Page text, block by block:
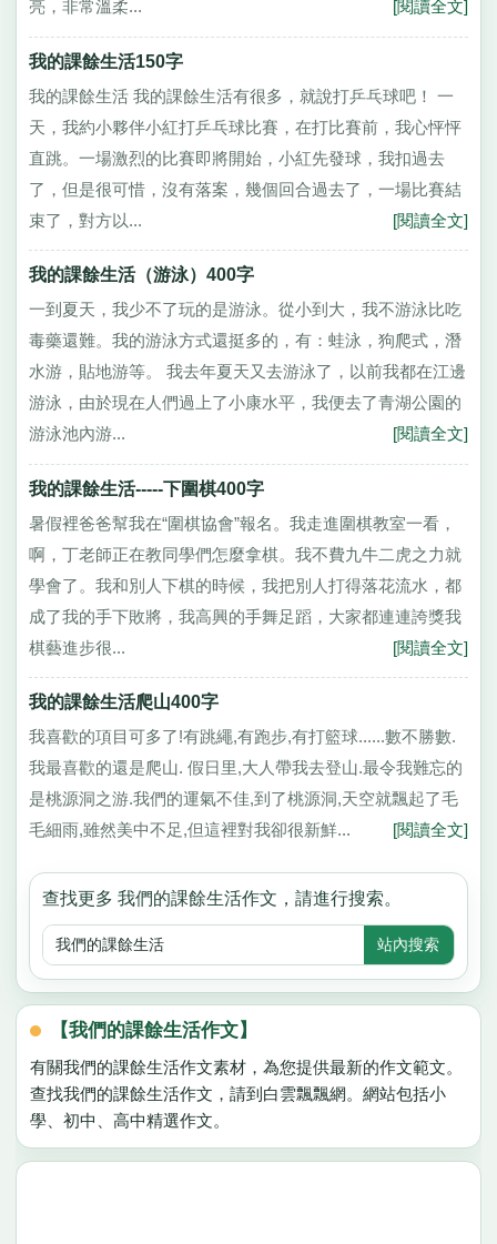
亮，非常溫柔... [閱讀全文]
我的課餘生活150字
我的課餘生活 我的課餘生活有很多，就說打乒乓球吧！ 一
天，我約小夥伴小紅打乒乓球比賽，在打比賽前，我心怦怦
直跳。一場激烈的比賽即將開始，小紅先發球，我扣過去
了，但是很可惜，沒有落案，幾個回合過去了，一場比賽結
束了，對方以...
[閱讀全文]
我的課餘生活（游泳）400字
一到夏天，我少不了玩的是游泳。從小到大，我不游泳比吃
毒藥還難。我的游泳方式還挺多的，有：蛙泳，狗爬式，潛
水游，貼地游等。 我去年夏天又去游泳了，以前我都在江邊
游泳，由於現在人們過上了小康水平，我便去了青湖公園的
游泳池內游...
[閱讀全文]
我的課餘生活-----下圍棋400字
暑假裡爸爸幫我在“圍棋協會”報名。我走進圍棋教室一看，
啊，丁老師正在教同學們怎麼拿棋。我不費九牛二虎之力就
學會了。我和別人下棋的時候，我把別人打得落花流水，都
成了我的手下敗將，我高興的手舞足蹈，大家都連連誇獎我
棋藝進步很...
[閱讀全文]
我的課餘生活爬山400字
我喜歡的項目可多了!有跳繩,有跑步,有打籃球......數不勝數.
我最喜歡的還是爬山. 假日里,大人帶我去登山.最令我難忘的
是桃源洞之游.我們的運氣不佳,到了桃源洞,天空就飄起了毛
毛細雨,雖然美中不足,但這裡對我卻很新鮮...
[閱讀全文]
查找更多 我們的課餘生活作文，請進行搜索。
【我們的課餘生活作文】
有關我們的課餘生活作文素材，為您提供最新的作文範文。
查找我們的課餘生活作文，請到白雲飄飄網。網站包括小
學、初中、高中精選作文。